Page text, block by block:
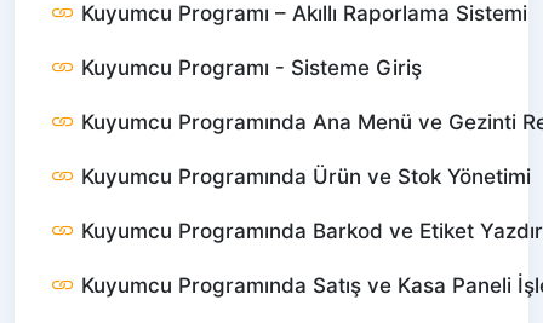
Kuyumcu Programı – Akıllı Raporlama Sistemi
Kuyumcu Programı - Sisteme Giriş
Kuyumcu Programında Ana Menü ve Gezinti
Kuyumcu Programında Ürün ve Stok Yönetimi
Kuyumcu Programında Barkod ve Etiket
Kuyumcu Programında Satış ve Kasa Paneli